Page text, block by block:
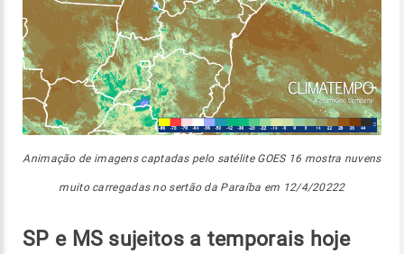
Animação de imagens captadas pelo satélite GOES 16 mostra nuvens
muito carregadas no sertão da Paraíba em 12/4/20222
SP e MS sujeitos a temporais hoje